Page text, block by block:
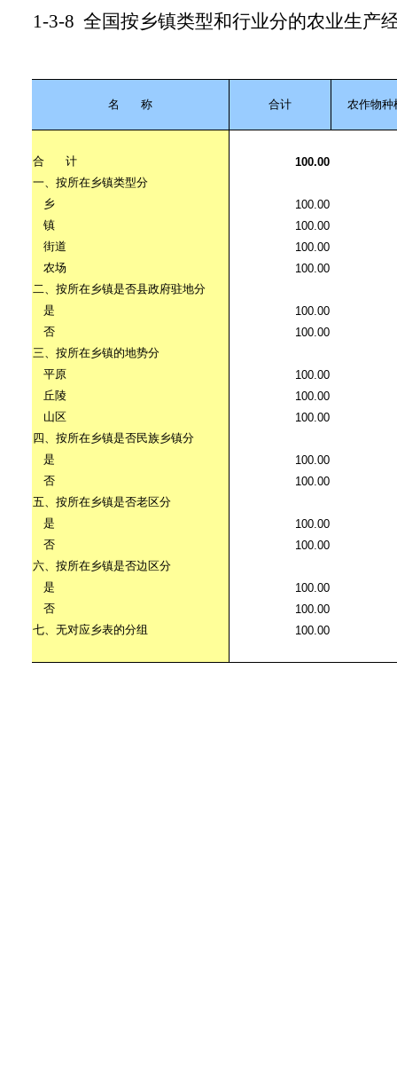
1-3-8 全国按乡镇类型和行业分的农业生产
名 称 合计 农作物种
合 计
100.00
一、按所在乡镇类型分
乡
100.00
镇
100.00
街道
100.00
农场
100.00
二、按所在乡镇是否县政府驻地分
是
100.00
否
100.00
三、按所在乡镇的地势分
平原
100.00
丘陵
100.00
山区
100.00
四、按所在乡镇是否民族乡镇分
是
100.00
否
100.00
五、按所在乡镇是否老区分
是
100.00
否
100.00
六、按所在乡镇是否边区分
是
100.00
否
100.00
七、无对应乡表的分组
100.00